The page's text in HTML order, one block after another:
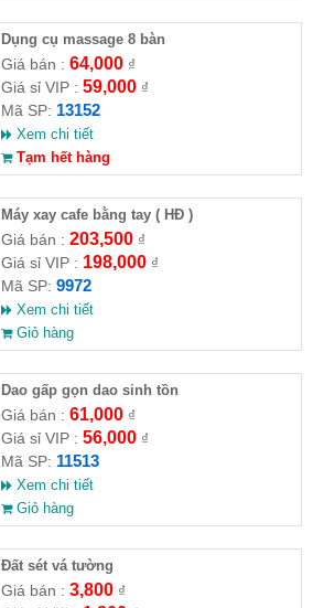
Dụng cụ massage 8 bàn
Giá bán : 64,000₫
Giá sỉ VIP : 59,000₫
Mã SP: 13152
Xem chi tiết
Tạm hết hàng
Máy xay cafe bằng tay ( HĐ )
Giá bán : 203,500₫
Giá sỉ VIP : 198,000₫
Mã SP: 9972
Xem chi tiết
Giỏ hàng
Dao gấp gọn dao sinh tồn
Giá bán : 61,000₫
Giá sỉ VIP : 56,000₫
Mã SP: 11513
Xem chi tiết
Giỏ hàng
Đất sét vá tường
Giá bán : 3,800₫